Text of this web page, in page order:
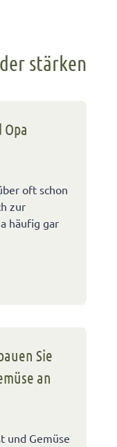
stärken
oft schon
zur
häufig gar
Sie
an
und Gemüse